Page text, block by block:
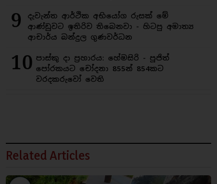
9
දැවැන්ත ආර්ථික අභියෝග රුසක් මේ
ආණ්ඩුවට ඉතිරිව තිබෙනවා - හිටපු අමාත්‍ය
ආචාර්ය බන්දුල ගුණවර්ධන
10 පාස්කු දා ප්‍රහාරය: හේමසිරි - පූජිත්
පෝරකයට චෝදනා 855න් 854කට
වරදකරුවෝ වෙති
Related Articles